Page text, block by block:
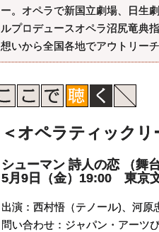
ー。オペラで新国立劇場、日生
ルプロデュースオペラ沼尻竜典
想いから全国各地でアウトリー
＜オペラティックリ
シューマン 詩人の恋 （舞
5月9日（金）19:00 東京
出演：西村悟（テノール)、河原
問い合わせ：ジャパン・アーツ